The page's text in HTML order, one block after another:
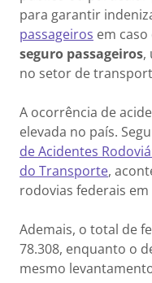
para garantir
passageiros em caso
seguro passageiros,
no setor de
A ocorrência de
elevada no país.
de Acidentes
do Transporte,
rodovias federais em
Ademais, o total de
78.308, enquanto o
mesmo